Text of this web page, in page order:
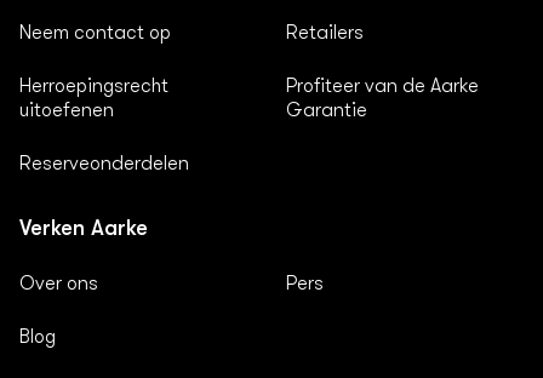
Neem contact op
Herroepingsrecht
uitoefenen
Reserveonderdelen
Retailers
Profiteer van de Aarke
Garantie
Verken Aarke
Over ons
Blog
Pers